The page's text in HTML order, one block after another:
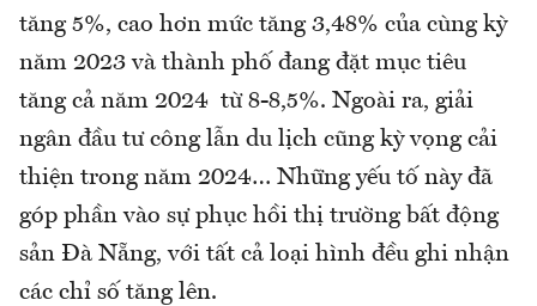
tăng 5%, cao hơn mức tăng 3,48% của cùng kỳ
năm 2023 và thành phố đang đặt mục tiêu
tăng cả năm 2024 từ 8-8,5%. Ngoài ra, giải
ngân đầu tư công lẫn du lịch cũng kỳ vọng cải
thiện trong năm 2024… Những yếu tố này đã
góp phần vào sự phục hồi thị trường bất động
sản Đà Nẵng, với tất cả loại hình đều ghi nhận
các chỉ số tăng lên.